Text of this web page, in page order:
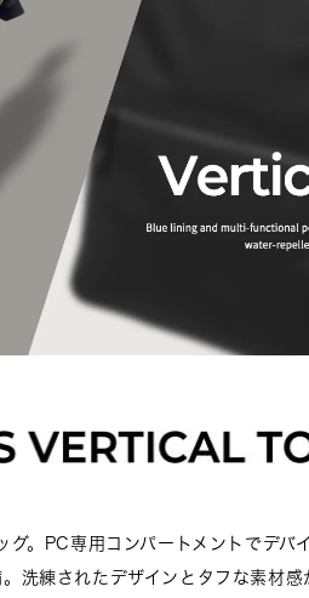
。PC専用コンパートメントでデバ
洗練されたデザインとタフな素材